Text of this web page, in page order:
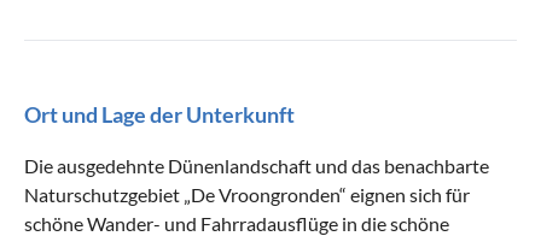
Ort und Lage der Unterkunft
Die ausgedehnte Dünenlandschaft und das benachbarte
Naturschutzgebiet „De Vroongronden“ eignen sich für
schöne Wander- und Fahrradausflüge in die schöne